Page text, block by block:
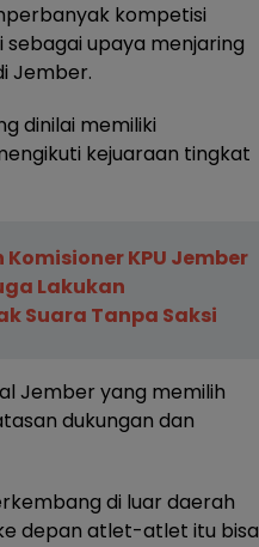
kompetisi
upaya menjaring
Jember.
dinilai memiliki
kejuaraan tingkat
KPU Jember
Lakukan
Suara Tanpa Saksi
Jember yang memilih
dukungan dan
di luar daerah
depan atlet-atlet itu bisa